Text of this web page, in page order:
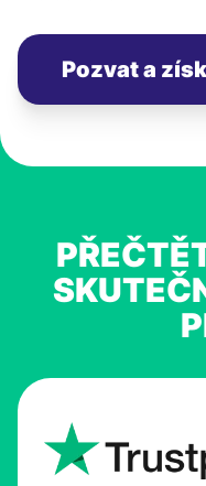
Pozvat a